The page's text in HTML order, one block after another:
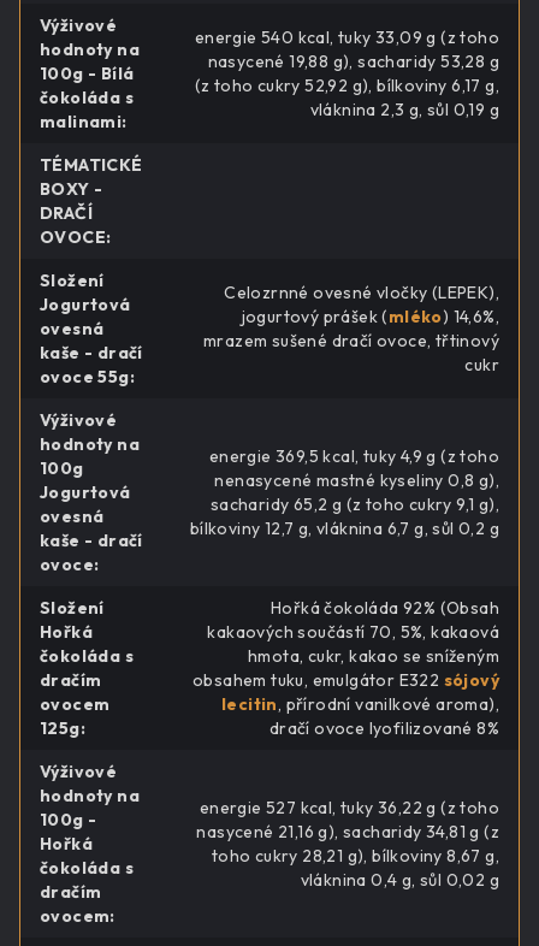
Výživové
hodnoty na
100g - Bílá
čokoláda s
malinami:
energie 540 kcal, tuky 33,09 g (z toho
nasycené 19,88 g), sacharidy 53,28 g
(z toho cukry 52,92 g), bílkoviny 6,17 g,
vláknina 2,3 g, sůl 0,19 g
TÉMATICKÉ
BOXY -
DRAČÍ
OVOCE:
Složení
Jogurtová
ovesná
kaše - dračí
ovoce 55g:
Celozrnné ovesné vločky (LEPEK),
jogurtový prášek (mléko) 14,6%,
mrazem sušené dračí ovoce, třtinový
cukr
Výživové
hodnoty na
100g
Jogurtová
ovesná
kaše - dračí
ovoce:
energie 369,5 kcal, tuky 4,9 g (z toho
nenasycené mastné kyseliny 0,8 g),
sacharidy 65,2 g (z toho cukry 9,1 g),
bílkoviny 12,7 g, vláknina 6,7 g, sůl 0,2 g
Složení
Hořká
čokoláda s
dračím
ovocem
125g:
Hořká čokoláda 92% (Obsah
kakaových součástí 70, 5%, kakaová
hmota, cukr, kakao se sníženým
obsahem tuku, emulgátor E322 sójový
lecitin, přírodní vanilkové aroma),
dračí ovoce lyofilizované 8%
Výživové
hodnoty na
100g -
Hořká
čokoláda s
dračím
ovocem:
energie 527 kcal, tuky 36,22 g (z toho
nasycené 21,16 g), sacharidy 34,81 g (z
toho cukry 28,21 g), bílkoviny 8,67 g,
vláknina 0,4 g, sůl 0,02 g